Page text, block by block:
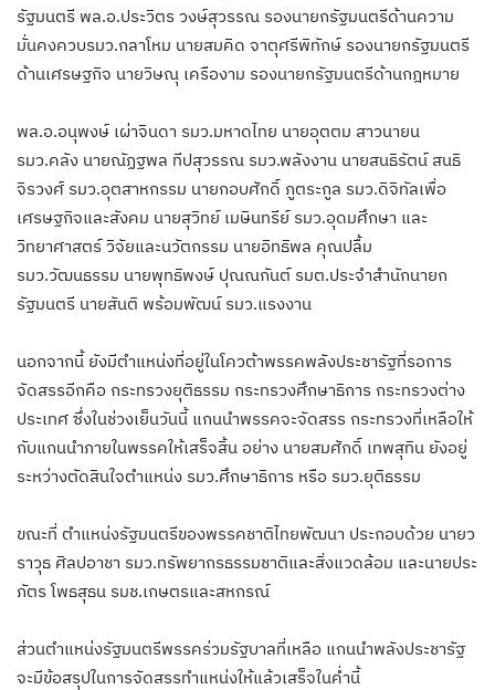
รัฐมนตรี พล.อ.ประวิตร วงษ์สุวรรณ รองนายกรัฐมนตรีด้านความ
มั่นคงควบรมว.กลาโหม นายสมคิด จาตุศรีพิทักษ์ รองนายกรัฐมนตรี
ด้านเศรษฐกิจ นายวิษณุ เครืองาม รองนายกรัฐมนตรีด้านกฎหมาย
พล.อ.อนุพงษ์ เผ่าจินดา รมว.มหาดไทย นายอุตตม สาวนายน
รมว.คลัง นายณัฏฐพล ทีปสุวรรณ รมว.พลังงาน นายสนธิรัตน์ สนธิ
จิรวงศ์ รมว.อุตสาหกรรม นายกอบศักดิ์ ภูตระกูล รมว.ดิจิทัลเพื่อ
เศรษฐกิจและสังคม นายสุวิทย์ เมษินทรีย์ รมว.อุดมศึกษา และ
วิทยาศาสตร์ วิจัยและนวัตกรรม นายอิทธิพล คุณปลื้ม
รมว.วัฒนธรรม นายพุทธิพงษ์ ปุณณกันต์ รมต.ประจำสำนักนายก
รัฐมนตรี นายสันติ พร้อมพัฒน์ รมว.แรงงาน
นอกจากนี้ ยังมีตำแหน่งที่อยู่ในโควต้าพรรคพลังประชารัฐที่รอการ
จัดสรรอีกคือ กระทรวงยุติธรรม กระทรวงศึกษาธิการ กระทรวงต่าง
ประเทศ ซึ่งในช่วงเย็นวันนี้ แกนนำพรรคจะจัดสรร กระทรวงที่เหลือให้
กับแกนนำภายในพรรคให้เสร็จสิ้น อย่าง นายสมศักดิ์ เทพสุทิน ยังอยู่
ระหว่างตัดสินใจตำแหน่ง รมว.ศึกษาธิการ หรือ รมว.ยุติธรรม
ขณะที่ ตำแหน่งรัฐมนตรีของพรรคชาติไทยพัฒนา ประกอบด้วย นายว
ราวุธ ศิลปอาชา รมว.ทรัพยากรธรรมชาติและสิ่งแวดล้อม และนายประ
ภัตร โพธสุธน รมช.เกษตรและสหกรณ์
ส่วนตำแหน่งรัฐมนตรีพรรคร่วมรัฐบาลที่เหลือ แกนนำพลังประชารัฐ
จะมีข้อสรุปในการจัดสรรทำแหน่งให้แล้วเสร็จในค่ำนี้